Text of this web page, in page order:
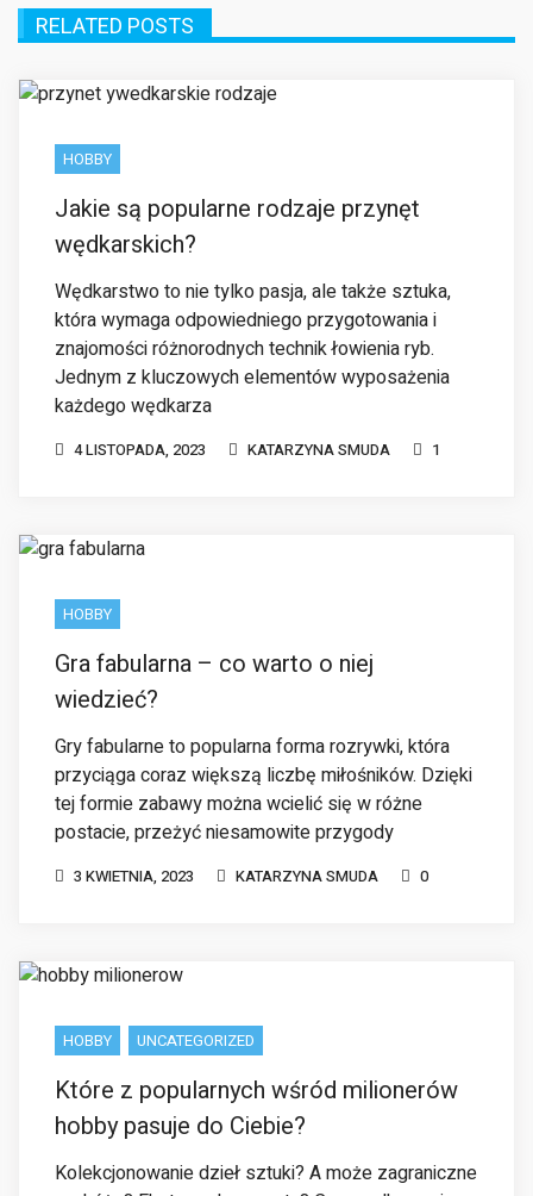
HOBBY
Jakie są popularne rodzaje przynęt
Wędkarstwo to nie tylko pasja, ale także sztuka,
która wymaga odpowiedniego przygotowania i
znajomości różnorodnych technik łowienia ryb.
Jednym z kluczowych elementów wyposażenia
każdego wędkarza
4 LISTOPADA, 2023 KATARZYNA SMUDA 1
Gra fabularna – co warto o niej
Gry fabularne to popularna forma rozrywki, która
przyciąga coraz większą liczbę miłośników. Dzięki
tej formie zabawy można wcielić się w różne
postacie, przeżyć niesamowite przygody
3 KWIETNIA, 2023 KATARZYNA SMUDA 0
Które z popularnych wśród milionerów
Kolekcjonowanie dzieł sztuki? A może zagraniczne
podróże? Ekstremalne sporty? Czy wędkowanie w
najdalszych zakątkach świata? Hobby milionerów
mogą przyprawiać o zawrót głowy. Gdy nie
ograniczają